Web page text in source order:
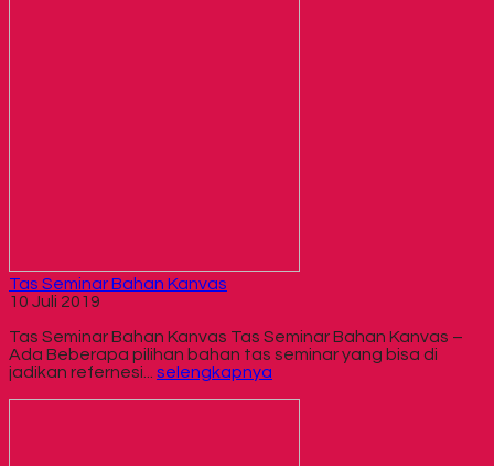
Tas Seminar Bahan Kanvas
10 Juli 2019
Tas Seminar Bahan Kanvas Tas Seminar Bahan Kanvas –
Ada Beberapa pilihan bahan tas seminar yang bisa di
jadikan refernesi... selengkapnya